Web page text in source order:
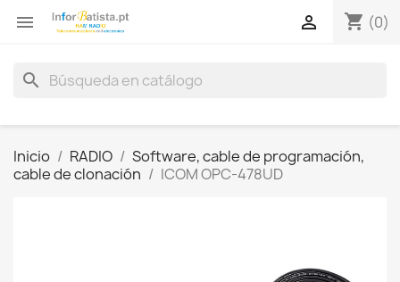
 shopping_cart (0)

search
Inicio RADIO
Software, cable de programación,
cable de clonación
ICOM OPC-478UD